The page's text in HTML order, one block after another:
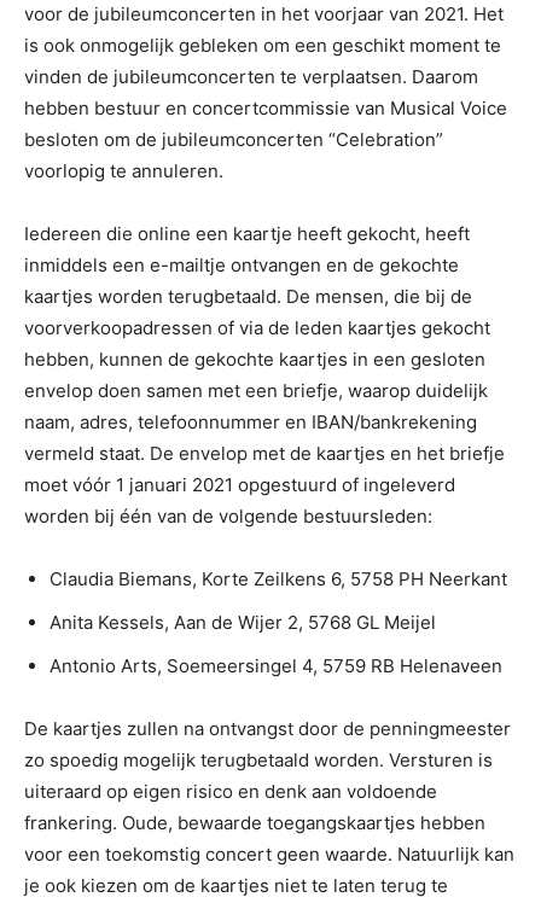
voor de jubileumconcerten in het voorjaar van 2021. Het
is ook onmogelijk gebleken om een geschikt moment te
vinden de jubileumconcerten te verplaatsen. Daarom
hebben bestuur en concertcommissie van Musical Voice
besloten om de jubileumconcerten “Celebration”
voorlopig te annuleren.
Iedereen die online een kaartje heeft gekocht, heeft
inmiddels een e-mailtje ontvangen en de gekochte
kaartjes worden terugbetaald. De mensen, die bij de
voorverkoopadressen of via de leden kaartjes gekocht
hebben, kunnen de gekochte kaartjes in een gesloten
envelop doen samen met een briefje, waarop duidelijk
naam, adres, telefoonnummer en IBAN/bankrekening
vermeld staat. De envelop met de kaartjes en het briefje
moet vóór 1 januari 2021 opgestuurd of ingeleverd
worden bij één van de volgende bestuursleden:
Claudia Biemans, Korte Zeilkens 6, 5758 PH Neerkant
Anita Kessels, Aan de Wijer 2, 5768 GL Meijel
Antonio Arts, Soemeersingel 4, 5759 RB Helenaveen
De kaartjes zullen na ontvangst door de penningmeester
zo spoedig mogelijk terugbetaald worden. Versturen is
uiteraard op eigen risico en denk aan voldoende
frankering. Oude, bewaarde toegangskaartjes hebben
voor een toekomstig concert geen waarde. Natuurlijk kan
je ook kiezen om de kaartjes niet te laten terug te